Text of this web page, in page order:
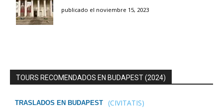
publicado el noviembre 15, 2023
TOURS RECOMENDADOS EN BUDAPEST (2024)
TRASLADOS EN BUDAPEST (CIVITATIS)